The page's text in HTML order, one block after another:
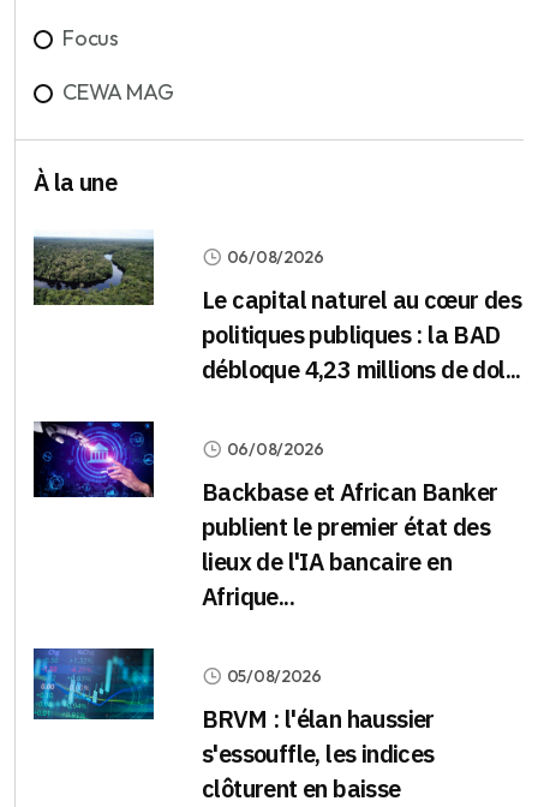
Focus
CEWA MAG
À la une
06/08/2026
Le capital naturel au cœur des
politiques publiques : la BAD
débloque 4,23 millions de dol...
06/08/2026
Backbase et African Banker
publient le premier état des
lieux de l'IA bancaire en
Afrique...
05/08/2026
BRVM : l'élan haussier
s'essouffle, les indices
clôturent en baisse